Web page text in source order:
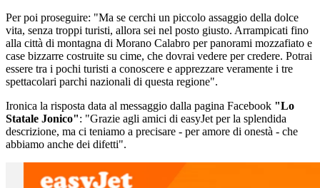
Per poi proseguire: "Ma se cerchi un piccolo assaggio della dolce
vita, senza troppi turisti, allora sei nel posto giusto. Arrampicati fino
alla città di montagna di Morano Calabro per panorami mozzafiato e
case bizzarre costruite su cime, che dovrai vedere per credere. Potrai
essere tra i pochi turisti a conoscere e apprezzare veramente i tre
spettacolari parchi nazionali di questa regione".
Ironica la risposta data al messaggio dalla pagina Facebook "Lo
Statale Jonico": "Grazie agli amici di easyJet per la splendida
descrizione, ma ci teniamo a precisare - per amore di onestà - che
abbiamo anche dei difetti".